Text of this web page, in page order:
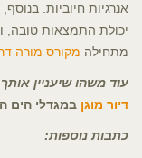
אנרגיות חיוביות.
יכולת התמצאות טובה,
מתחילה מקורס מורה
עוד משהו שיעניין
דיור מוגן במגדלי הים
כתבות נוספות: